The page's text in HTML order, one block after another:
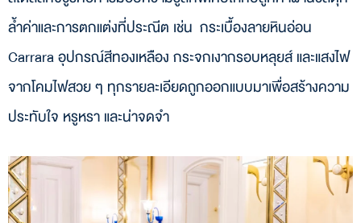
ล้ำค่าและการตกแต่งที่ประณีต เช่น กระเบื้องลายหินอ่อน
Carrara อุปกรณ์สีทองเหลือง กระจกเงากรอบหลุยส์ และแสงไฟ
จากโคมไฟสวย ๆ ทุกรายละเอียดถูกออกแบบมาเพื่อสร้างความ
ประทับใจ หรูหรา และน่าจดจำ